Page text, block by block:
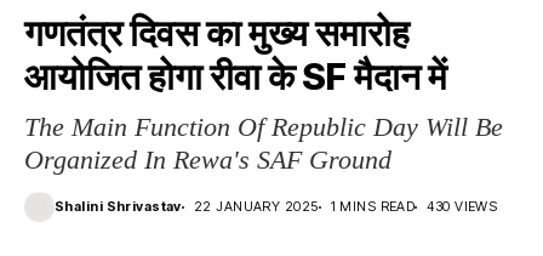
गणतंत्र दिवस का मुख्य समारोह
आयोजित होगा रीवा के SF मैदान में
The Main Function Of Republic Day Will Be
Organized In Rewa's SAF Ground
Shalini Shrivastav 22 JANUARY 2025 1 MINS READ 430 VIEWS